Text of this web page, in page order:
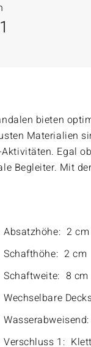
bieten
Materialien
Egal
Begleiter. Mit
Absatzhöhe: 2 cm
Schafthöhe: 2 cm
Schaftweite: 8 cm
Wechselbare
Wasserabweisend:
Verschluss 1: